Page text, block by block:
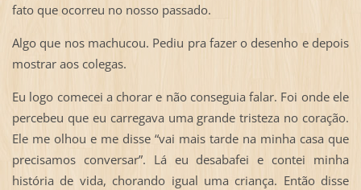
fato que ocorreu no nosso passado.
Algo que nos machucou. Pediu pra fazer o desenho e depois
mostrar aos colegas.
Eu logo comecei a chorar e não conseguia falar. Foi onde ele
percebeu que eu carregava uma grande tristeza no coração.
Ele me olhou e me disse “vai mais tarde na minha casa que
precisamos conversar”. Lá eu desabafei e contei minha
história de vida, chorando igual uma criança. Então disse